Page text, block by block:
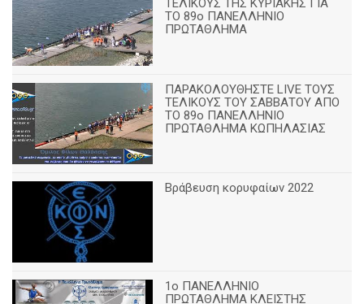
ΤΕΛΙΚΟΥΣ ΤΗΣ ΚΥΡΙΑΚΗΣ ΓΙΑ
ΤΟ 89ο ΠΑΝΕΛΛΗΝΙΟ
ΠΡΩΤΑΘΛΗΜΑ
ΠΑΡΑΚΟΛΟΥΘΗΣΤΕ LIVE ΤΟΥΣ
ΤΕΛΙΚΟΥΣ ΤΟΥ ΣΑΒΒΑΤΟΥ ΑΠΟ
TO 89o ΠΑΝΕΛΛΗΝΙΟ
ΠΡΩΤΑΘΛΗΜΑ ΚΩΠΗΛΑΣΙΑΣ
Βράβευση κορυφαίων 2022
1ο ΠΑΝΕΛΛΗΝΙΟ
ΠΡΩΤΑΘΛΗΜΑ ΚΛΕΙΣΤΗΣ